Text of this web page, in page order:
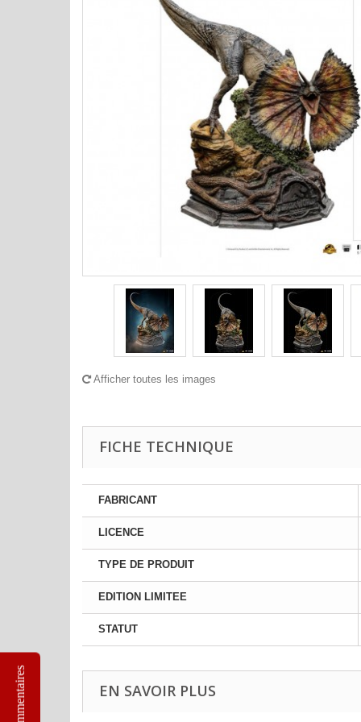
Afficher toutes les images
FICHE TECHNIQUE
FABRICANT
LICENCE
TYPE DE PRODUIT
EDITION LIMITEE
STATUT
EN SAVOIR PLUS
Commentaires